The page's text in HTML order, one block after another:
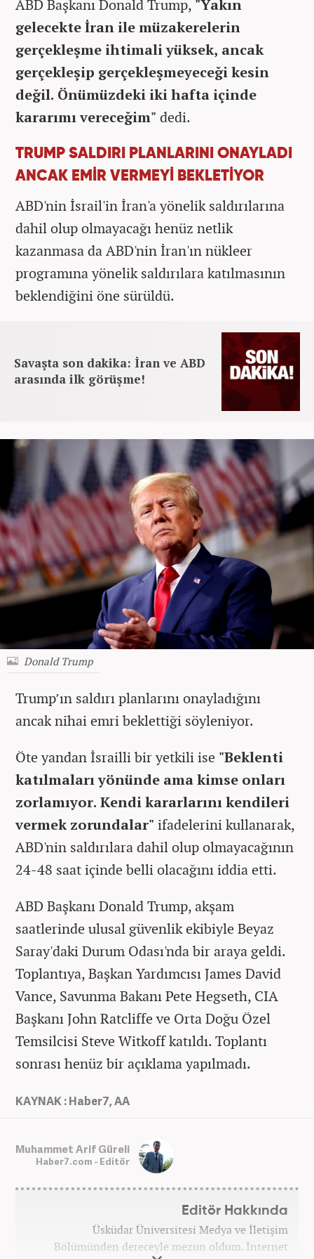
ABD Başkanı Donald Trump, "Yakın
gelecekte İran ile müzakerelerin
gerçekleşme ihtimali yüksek, ancak
gerçekleşip gerçekleşmeyeceği kesin
değil. Önümüzdeki iki hafta içinde
kararımı vereceğim" dedi.
TRUMP SALDIRI PLANLARINI ONAYLADI
ANCAK EMİR VERMEYİ BEKLETİYOR
ABD'nin İsrail'in İran'a yönelik saldırılarına
dahil olup olmayacağı henüz netlik
kazanmasa da ABD'nin İran'ın nükleer
programına yönelik saldırılara katılmasının
beklendiğini öne sürüldü.
Savaşta son dakika: İran ve ABD
arasında ilk görüşme!
Donald Trump
Trump’ın saldırı planlarını onayladığını
ancak nihai emri beklettiği söyleniyor.
Öte yandan İsrailli bir yetkili ise "Beklenti
katılmaları yönünde ama kimse onları
zorlamıyor. Kendi kararlarını kendileri
vermek zorundalar" ifadelerini kullanarak,
ABD'nin saldırılara dahil olup olmayacağının
24-48 saat içinde belli olacağını iddia etti.
ABD Başkanı Donald Trump, akşam
saatlerinde ulusal güvenlik ekibiyle Beyaz
Saray'daki Durum Odası'nda bir araya geldi.
Toplantıya, Başkan Yardımcısı James David
Vance, Savunma Bakanı Pete Hegseth, CIA
Başkanı John Ratcliffe ve Orta Doğu Özel
Temsilcisi Steve Witkoff katıldı. Toplantı
sonrası henüz bir açıklama yapılmadı.
KAYNAK : Haber7, AA
Muhammet Arif Güreli
Haber7.com - Editör
Editör Hakkında
Üsküdar Üniversitesi Medya ve İletişim
Bölümünden dereceyle mezun oldum. İnternet